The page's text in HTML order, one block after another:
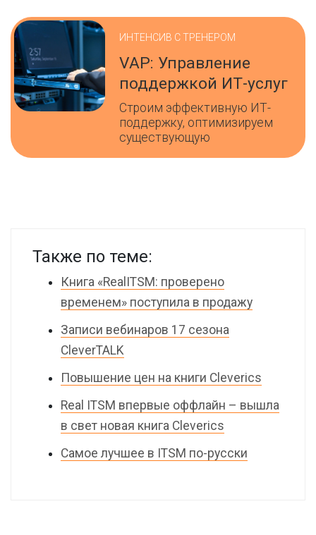
ИНТЕНСИВ С ТРЕНЕРОМ
VAP: Управление
поддержкой ИТ-услуг
Строим эффективную ИТ-
поддержку, оптимизируем
существующую
Также по теме:
Книга «RealITSM: проверено
временем» поступила в продажу
Записи вебинаров 17 сезона
CleverTALK
Повышение цен на книги Cleverics
Real ITSM впервые оффлайн – вышла
в свет новая книга Cleverics
Самое лучшее в ITSM по-русски